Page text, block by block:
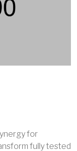
for
fully tested